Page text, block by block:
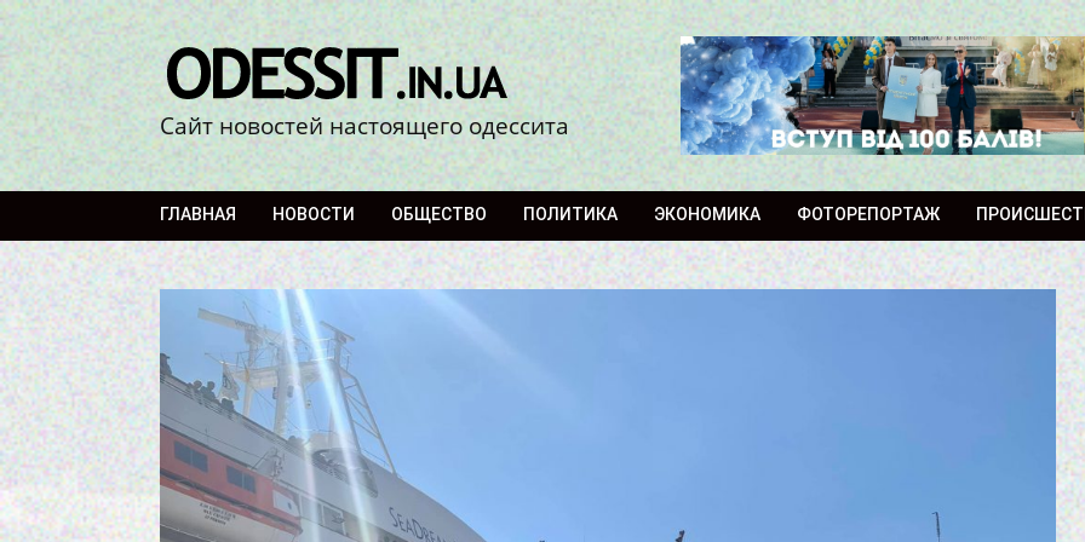
Сайт новостей настоящего одессита
ГЛАВНАЯ НОВОСТИ ОБЩЕСТВО ПОЛИТИКА ЭКОНОМИКА ФОТОРЕПОРТАЖ